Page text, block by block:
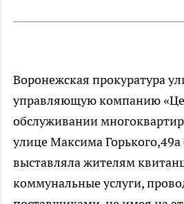
Воронежская прокуратура
управляющую компанию
обслуживании
улице Максима
выставляла жителям
коммунальные услуги,